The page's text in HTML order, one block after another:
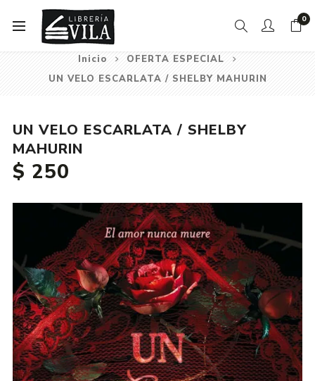
0
Inicio
OFERTA ESPECIAL
UN VELO ESCARLATA / SHELBY MAHURIN
UN VELO ESCARLATA / SHELBY
MAHURIN
$ 250